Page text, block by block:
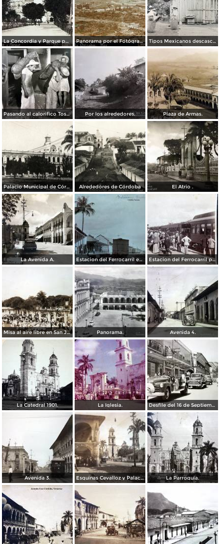
La Concordia y Parque por el Fotógrafo Juan D. Vasallo. Panorama por el Fotógrafo Juan D. Vasallo. Tipos Mexicanos descascarando el cafe por el Fotógrafo Charles B. Waite 1907.
Pasando al calorifico Tostaddoras del cafe Cordoba Veracruz. Por los alrededores. Plaza de Armas.
Palacio Municipal de Córdoba Alrededores de Córdoba El Atrio .
La Avenida A. Estacion del Ferrocarril en Córdoba, Veracruz. Estacion del Ferrocarril por el Fotógrafo Abel Briquet..
Misa al aire libre en San Jose Congreso Eucaristico ( Fechada el 5 de Junio de 1943 ). Panorama. Avenida 4.
La Catedral 1901. La Iglesia. Desfile del 16 de Septiembre de 1956 en Córdoba, Veracruz
Avenida 3. Esquinas Cevalloz y Palacio. La Parroquia.